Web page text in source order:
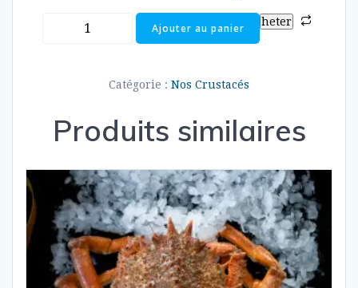
heter
quantité
roses
Ajouter au panier
Catégorie : Nos Crustacés
Produits similaires